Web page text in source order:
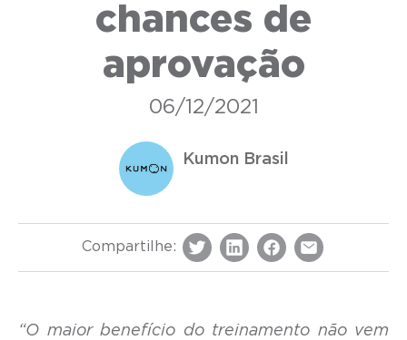
chances de
aprovação
06/12/2021
Kumon Brasil
Compartilhe:
“O maior benefício do treinamento não vem